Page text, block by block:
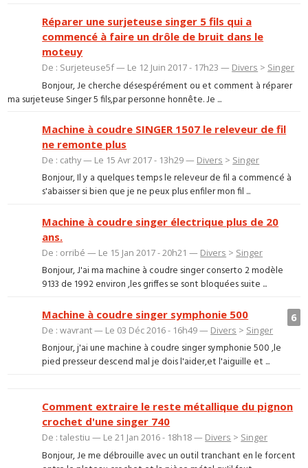
Réparer une surjeteuse singer 5 fils qui a
commencé à faire un drôle de bruit dans le
moteuy
De : Surjeteuse5f — Le 12 Juin 2017 - 17h23 — Divers > Singer
Bonjour, Je cherche désespérément ou et comment à réparer
ma surjeteuse Singer 5 fils,par personne honnête. Je ...
Machine à coudre SINGER 1507 le releveur de fil
ne remonte plus
De : cathy — Le 15 Avr 2017 - 13h29 — Divers > Singer
Bonjour, Il y a quelques temps le releveur de fil a commencé à
s'abaisser si bien que je ne peux plus enfiler mon fil ...
Machine à coudre singer électrique plus de 20
ans.
De : orribé — Le 15 Jan 2017 - 20h21 — Divers > Singer
Bonjour, J'ai ma machine à coudre singer conserto 2 modèle
9133 de 1992 environ ,les griffes se sont bloquées suite ...
6
Machine à coudre singer symphonie 500
De : wavrant — Le 03 Déc 2016 - 16h49 — Divers > Singer
Bonjour, j'ai une machine à coudre singer symphonie 500 ,le
pied presseur descend mal je dois l'aider,et l'aiguille et ...
Comment extraire le reste métallique du pignon
crochet d'une singer 740
De : talestiu — Le 21 Jan 2016 - 18h18 — Divers > Singer
Bonjour, Je me débrouille avec un outil tranchant en le forcent